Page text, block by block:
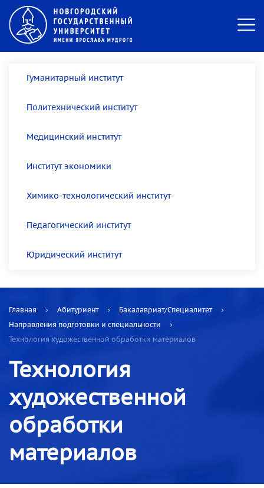
Гуманитарный институт
Политехнический институт
Медицинский институт
Институт экономики
Химико-технологический институт
Педагогический институт
Юридический институт
Главная Абитуриент
Бакалавриат/Специалитет
Направления подготовки и специальности
Технология художественной обработки материалов
Технология
художественной
обработки
материалов